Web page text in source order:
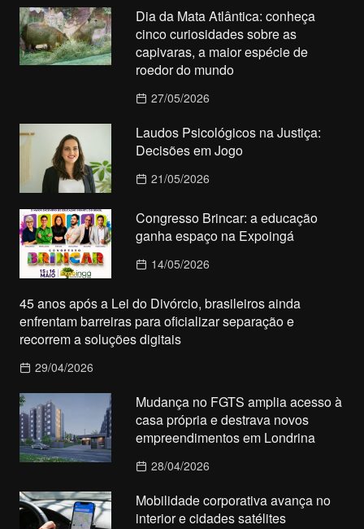
Dia da Mata Atlântica: conheça
cinco curiosidades sobre as
capivaras, a maior espécie de
roedor do mundo
27/05/2026
Laudos Psicológicos na Justiça:
Decisões em Jogo
21/05/2026
Congresso Brincar: a educação
ganha espaço na Expoingá
14/05/2026
45 anos após a Lei do Divórcio, brasileiros ainda
enfrentam barreiras para oficializar separação e
recorrem a soluções digitais
29/04/2026
Mudança no FGTS amplia acesso à
casa própria e destrava novos
empreendimentos em Londrina
28/04/2026
Mobilidade corporativa avança no
interior e cidades satélites